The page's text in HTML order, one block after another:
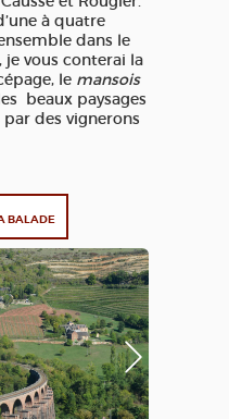
à quatre
dans le
je vous conterai la
le mansois
beaux paysages
des vignerons
BALADE